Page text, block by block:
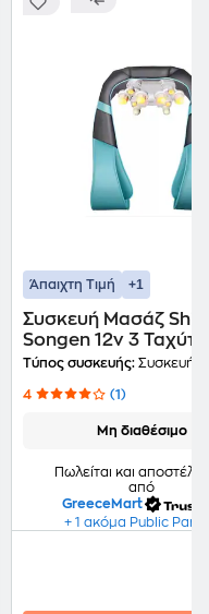
Άπαιχτη Τιμή +1
Συσκευή Μασάζ
Songen 12v 3
Λαιμό-αυχένα-πλάτη
Τύπος συσκευής: Συσκευή
4 (1)
Μη διαθέσιμο
Πωλείται και
από
GreeceMart
+ 1 ακόμα Public